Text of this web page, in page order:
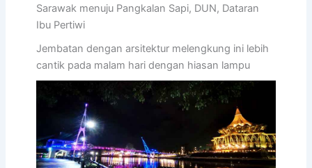
Sarawak menuju Pangkalan Sapi, DUN, Dataran
Ibu Pertiwi
Jembatan dengan arsitektur melengkung ini lebih
cantik pada malam hari dengan hiasan lampu